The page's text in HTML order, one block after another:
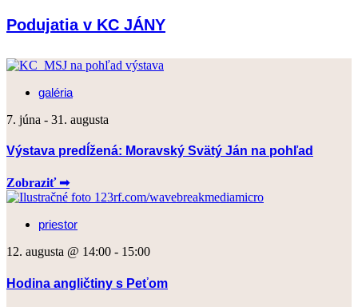
Podujatia v KC JÁNY
galéria
7. júna - 31. augusta
Výstava predĺžená: Moravský Svätý Ján na pohľad
Zobraziť ➟
priestor
12. augusta @ 14:00 - 15:00
Hodina angličtiny s Peťom